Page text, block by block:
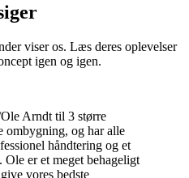
viser os. Læs deres oplevelser
igen og igen.
Arndt til 3 større
ombygning, og har alle
håndtering og et
er et meget behageligt
vores bedste